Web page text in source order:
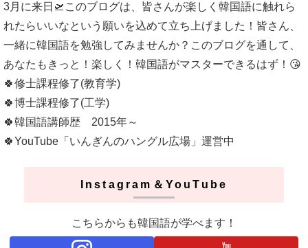
3月に来日🛫このブログは、皆さんが楽しく韓国語に触れら
れたらいいなという願いを込めて立ち上げました！皆さん、
一緒に韓国語を勉強してみませんか？このブログを通して、
あなたもきっと！楽しく！韓国語がマスターできるはず！😘
🍀修士課程修了(教育学)
🍀博士課程修了(工学)
🍀韓国語講師歴 2015年～
🍀YouTube「いんぎんのハングル広場」運営中
Instagram＆YouTube
こちらからも韓国語が学べます！